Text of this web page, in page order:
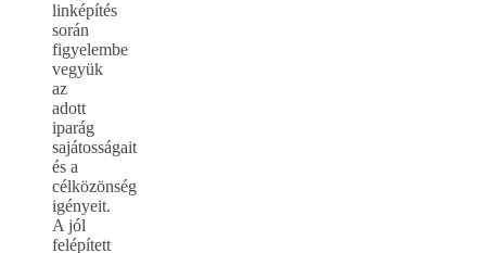
linképítés
során
figyelembe
vegyük
az
adott
iparág
sajátosságait
és a
célközönség
igényeit.
A jól
felépített